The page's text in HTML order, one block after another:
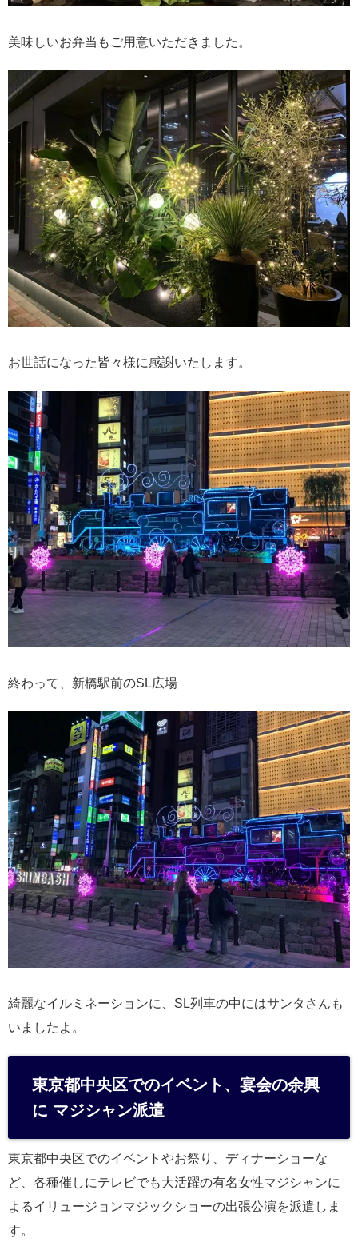
美味しいお弁当もご用意いただきました。
お世話になった皆々様に感謝いたします。
終わって、新橋駅前のSL広場
綺麗なイルミネーションに、SL列車の中にはサンタさんも
いましたよ。
東京都中央区でのイベント、宴会の余興
に マジシャン派遣
東京都中央区でのイベントやお祭り、ディナーショーな
ど、各種催しにテレビでも大活躍の有名女性マジシャンに
よるイリュージョンマジックショーの出張公演を派遣しま
す。